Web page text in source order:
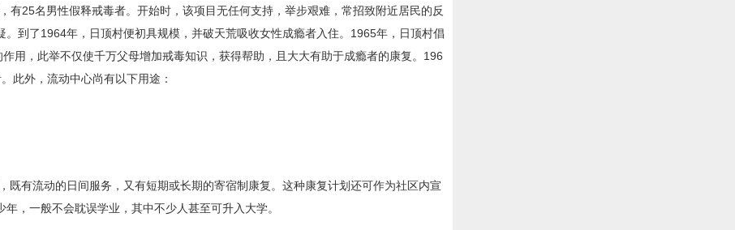
25名男性假释戒毒者。开始时，该项目无任何支持，举步艰难，常招致附近居民的反
到了1964年，日顶村便初具规模，并破天荒吸收女性成瘾者入住。1965年，日顶村倡
用，此举不仅使千万父母增加戒毒知识，获得帮助，且大大有助于成瘾者的康复。196
此外，流动中心尚有以下用途：
有流动的日间服务，又有短期或长期的寄宿制康复。这种康复计划还可作为社区内宣
，一般不会耽误学业，其中不少人甚至可升入大学。